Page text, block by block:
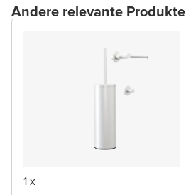
Andere relevante Produkte
1 x